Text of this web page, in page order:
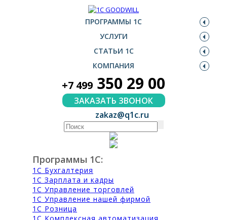
ПРОГРАММЫ 1С
УСЛУГИ
СТАТЬИ 1С
КОМПАНИЯ
+7 499 350 29 00
ЗАКАЗАТЬ ЗВОНОК
zakaz@q1c.ru
Программы 1С:
1С Бухгалтерия
1С Зарплата и кадры
1С Управление торговлей
1С Управление нашей фирмой
1С Розница